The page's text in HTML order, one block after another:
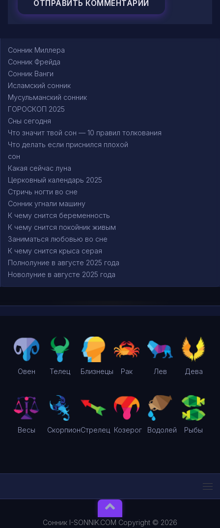
Сонник Миллера
Сонник Фрейда
Сонник Ванги
Исламский сонник
Мусульманский сонник
ГОРОСКОП 2025
Сны сегодня
Что значит твой сон — 10 правил толкования
Что делать если приснился плохой
сон
Какая сейчас луна
Церковный календарь 2025
Стричь ногти во сне
Сонник угнали машину
К чему снится беременность
К чему снится покойник живым
Заниматься любовью во сне
К чему снится крыса серая
Полнолуние в августе 2025 года
Новолуние в августе 2025 года
Овен Телец Близнецы Рак Лев Дева
Весы СкорпионСтрелец Козерог Водолей Рыбы
Сонник I-SONNIK.COM Copyright © 2026